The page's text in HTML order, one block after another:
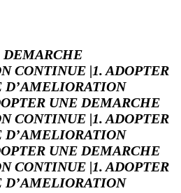
DEMARCHE
CONTINUE |1. ADOPTER
D’AMELIORATION
UNE DEMARCHE
CONTINUE |1. ADOPTER
D’AMELIORATION
UNE DEMARCHE
CONTINUE |1. ADOPTER
D’AMELIORATION